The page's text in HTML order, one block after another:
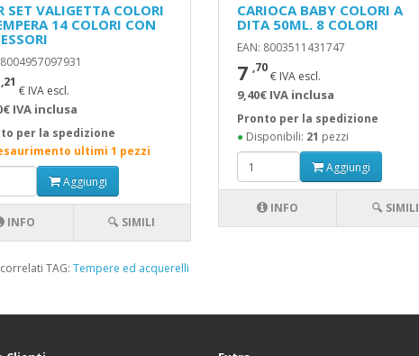
SET VALIGETTA COLORI
14 COLORI CON
,21
€ IVA escl.
IVA inclusa
per la spedizione
ultimi 1 pezzi
Aggiungi
INFO 🔍 SIMILI
CARIOCA BABY COLORI A
DITA 50ML. 8 COLORI
EAN: 8003511431747
7 ,70
€ IVA escl.
9,40€ IVA inclusa
Pronto per la spedizione
●Disponibili: 21 pezzi
Aggiungi
INFO 🔍 SIMILI
TAG: Tempere ed acquerelli